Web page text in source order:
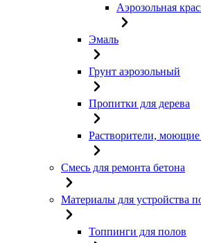
Аэрозольная
Эмаль
Грунт аэрозольный
Пропитки для дерева
Растворители, моющие
Смесь для ремонта бетона
Материалы для устройства
Топпинги для полов